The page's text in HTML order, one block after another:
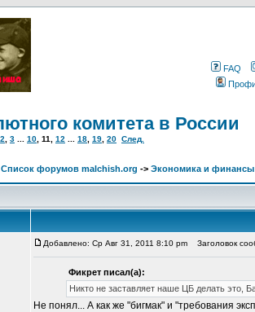
FAQ
комитета в России
2 3 10 11 12 18 19 20 След.
Список форумов malchish.org -> Экономика и финансы
Добавлено: Ср Авг 31, 2011 8:10 pm Заголовок
Фикрет писал(а):
Никто не заставляет наше ЦБ делать это,
Не понял... А как же "бигмак" и "требования